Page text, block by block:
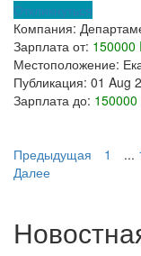
Откликнуться
Компания:
Зарплата от: 150000
Местоположение:
Публикация: 01 Aug
Зарплата до: 150000
Предыдущая 1 ...
Далее